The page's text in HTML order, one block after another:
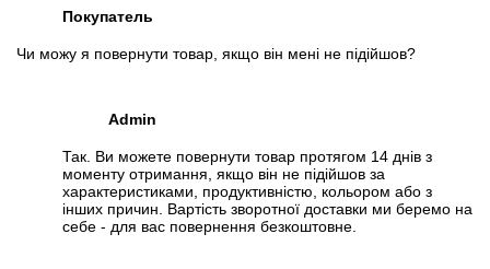
Покупатель
Чи можу я повернути товар, якщо він мені не підійшов?
Admin
Так. Ви можете повернути товар протягом 14 днів з
моменту отримання, якщо він не підійшов за
характеристиками, продуктивністю, кольором або з
інших причин. Вартість зворотної доставки ми беремо на
себе - для вас повернення безкоштовне.